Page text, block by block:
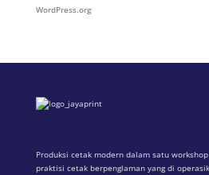
WordPress.org
Produksi cetak modern dalam satu
praktisi cetak berpenglaman yang di